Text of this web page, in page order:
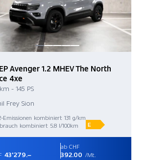
Avenger 1.2 MHEV The North
4xe
- 145 PS
Frey Sion
Emissionen kombiniert 131 g/km
kombiniert 5.8 l/100km
E
43'279.–
ab CHF
392.00 /Mt.